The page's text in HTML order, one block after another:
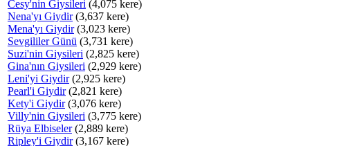
Cesy'nin Giysileri (4,075 kere)
Nena'yı Giydir(3,637 kere)
Mena'yı Giydir(3,023 kere)
Sevgililer Günü (3,731 kere)
Suzi'nin Giysileri (2,825 kere)
Gina'nın Giysileri (2,929 kere)
Leni'yi Giydir(2,925 kere)
Pearl'i Giydir(2,821 kere)
Kety'i Giydir(3,076 kere)
Villy'nin Giysileri (3,775 kere)
Rüya Elbiseler(2,889 kere)
Ripley'i Giydir(3,167 kere)